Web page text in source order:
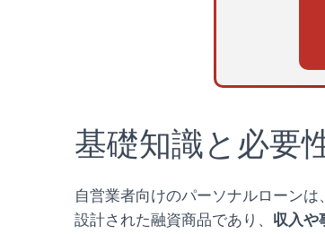
基礎知識と必要
自営業者向けのパーソナルローン
設計された融資商品であり、 収入や